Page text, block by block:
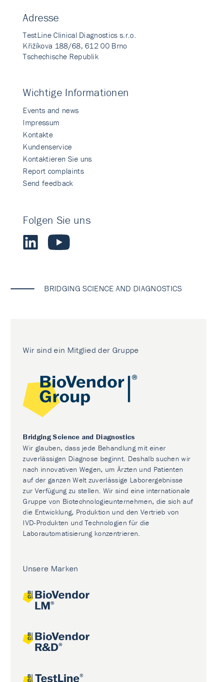
Adresse
TestLine Clinical Diagnostics s.r.o.
Křižíkova 188/68, 612 00 Brno
Tschechische Republik
Wichtige Informationen
Events and news
Impressum
Kontakte
Kundenservice
Kontaktieren Sie uns
Report complaints
Send feedback
Folgen Sie uns
BRIDGING SCIENCE AND DIAGNOSTICS
Wir sind ein Mitglied der Gruppe
Bridging Science and Diagnostics
Wir glauben, dass jede Behandlung mit einer
zuverlässigen Diagnose beginnt. Deshalb suchen wir
nach innovativen Wegen, um Ärzten und Patienten
auf der ganzen Welt zuverlässige Laborergebnisse
zur Verfügung zu stellen. Wir sind eine internationale
Gruppe von Biotechnologieunternehmen, die sich auf
die Entwicklung, Produktion und den Vertrieb von
IVD-Produkten und Technologien für die
Laborautomatisierung konzentrieren.
Unsere Marken